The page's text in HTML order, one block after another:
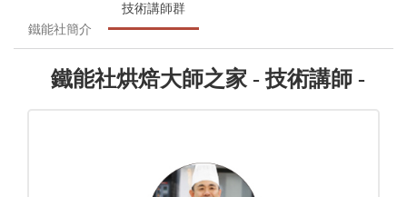
鐵能社簡介
技術講師群
鐵能社烘焙大師之家 - 技術講師 -